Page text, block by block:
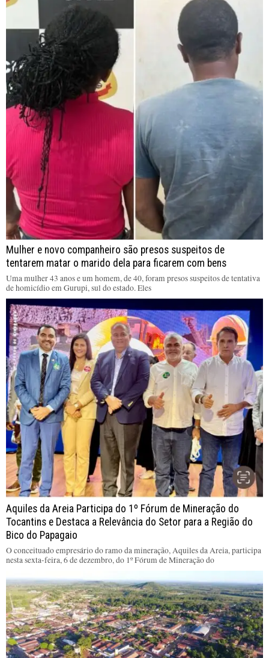
Mulher e novo companheiro são presos suspeitos de
tentarem matar o marido dela para ficarem com bens
Uma mulher 43 anos e um homem, de 40, foram presos suspeitos de tentativa
de homicídio em Gurupi, sul do estado. Eles
Aquiles da Areia Participa do 1º Fórum de Mineração do
Tocantins e Destaca a Relevância do Setor para a Região do
Bico do Papagaio
O conceituado empresário do ramo da mineração, Aquiles da Areia, participa
nesta sexta-feira, 6 de dezembro, do 1º Fórum de Mineração do